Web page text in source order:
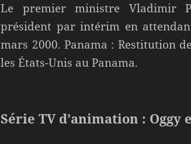
Le premier ministre Vladimir
président par intérim en
mars 2000. Panama : Restitution
les États-Unis au Panama.
Série TV d’animation : Oggy